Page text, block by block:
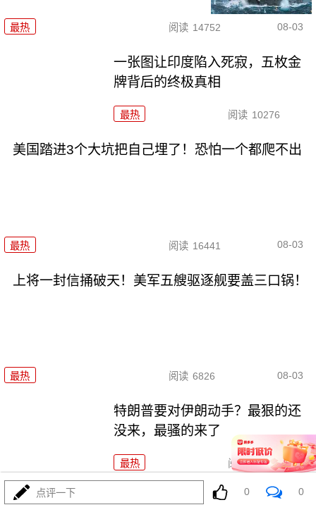
最热 阅读 14752 08-03
一张图让印度陷入死寂，五枚金
牌背后的终极真相
最热 阅读 10276
美国踏进3个大坑把自己埋了！恐怕一个都爬不出
最热 阅读 16441 08-03
上将一封信捅破天！美军五艘驱逐舰要盖三口锅！
最热 阅读 6826 08-03
特朗普要对伊朗动手？最狠的还
没来，最骚的来了
最热 阅读 5442
政治自杀！菲律宾防长，你这是
点评一下 0 0